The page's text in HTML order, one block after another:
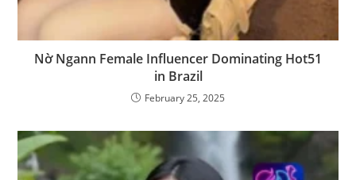
Nờ Ngann Female Influencer Dominating Hot51
in Brazil
February 25, 2025